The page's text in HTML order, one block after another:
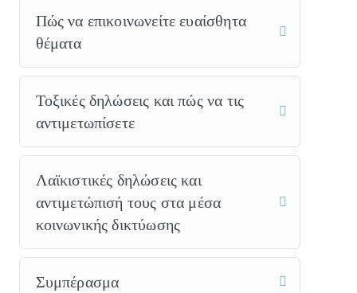
Πώς να επικοινωνείτε ευαίσθητα
θέματα
Τοξικές δηλώσεις και πώς να τις
αντιμετωπίσετε
Λαϊκιστικές δηλώσεις και
αντιμετώπισή τους στα μέσα
κοινωνικής δικτύωσης
Συμπέρασμα